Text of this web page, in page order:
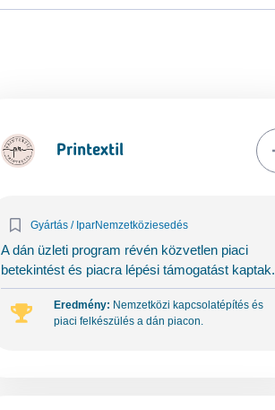
Printextil
Gyártás / IparNemzetköziesedés
A dán üzleti program révén közvetlen piaci
betekintést és piacra lépési támogatást kaptak.
Eredmény: Nemzetközi kapcsolatépítés és
piaci felkészülés a dán piacon.